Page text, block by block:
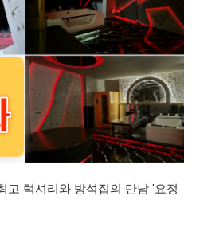
고 럭셔리와 방석집의 만남 '요정